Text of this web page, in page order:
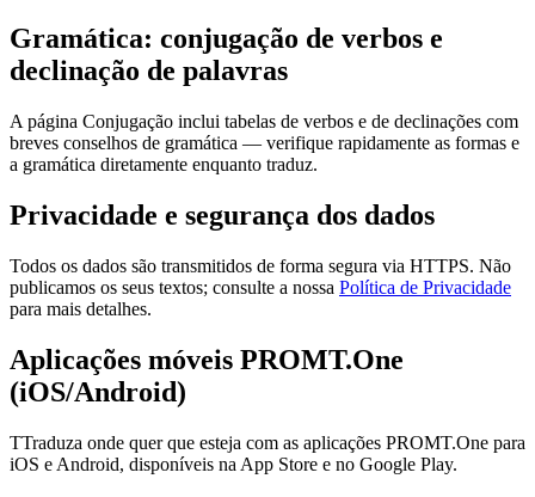
Gramática: conjugação de verbos e
declinação de palavras
A página Conjugação inclui tabelas de verbos e de declinações com
breves conselhos de gramática — verifique rapidamente as formas e
a gramática diretamente enquanto traduz.
Privacidade e segurança dos dados
Todos os dados são transmitidos de forma segura via HTTPS. Não
publicamos os seus textos; consulte a nossa Política de Privacidade
para mais detalhes.
Aplicações móveis PROMT.One
(iOS/Android)
TTraduza onde quer que esteja com as aplicações PROMT.One para
iOS e Android, disponíveis na App Store e no Google Play.